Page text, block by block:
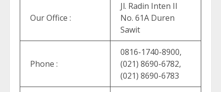
Our Office :
Jl. Radin Inten II
No. 61A Duren
Sawit
Phone :
0816-1740-8900,
(021) 8690-6782,
(021) 8690-6783